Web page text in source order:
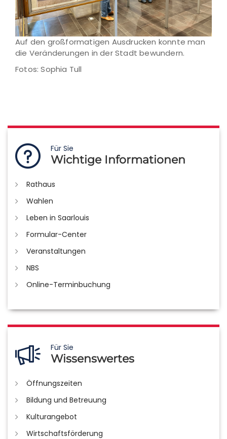
Auf den großformatigen Ausdrucken konnte man
die Veränderungen in der Stadt bewundern.
Fotos: Sophia Tull
Für Sie
Wichtige Informationen
Rathaus
Wahlen
Leben in Saarlouis
Formular-Center
Veranstaltungen
NBS
Online-Terminbuchung
Für Sie
Wissenswertes
Öffnungszeiten
Bildung und Betreuung
Kulturangebot
Wirtschaftsförderung